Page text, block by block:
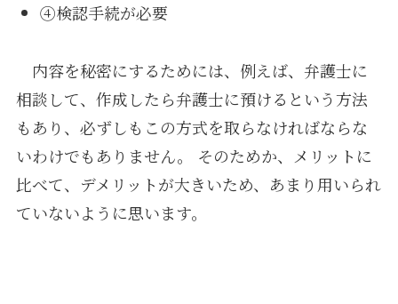
④検認手続が必要
内容を秘密にするためには、例えば、弁護士に
相談して、作成したら弁護士に預けるという方法
もあり、必ずしもこの方式を取らなければならな
いわけでもありません。 そのためか、メリットに
比べて、デメリットが大きいため、あまり用いられ
ていないように思います。